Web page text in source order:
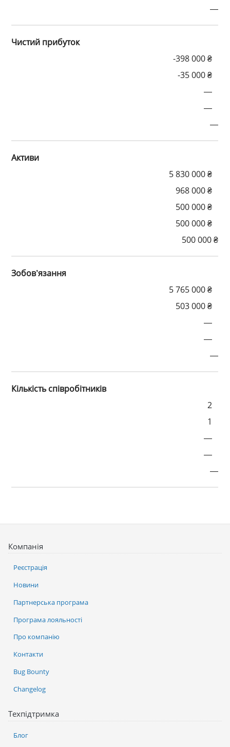
—
Чистий прибуток
-398 000 ₴
-35 000 ₴
—
—
—
Активи
5 830 000 ₴
968 000 ₴
500 000 ₴
500 000 ₴
500 000 ₴
Зобов’язання
5 765 000 ₴
503 000 ₴
—
—
—
Кількість співробітників
2
1
—
—
—
Компанія
Реєстрація
Новини
Партнерська програма
Програма лояльності
Про компанію
Контакти
Bug Bounty
Changelog
Техпідтримка
Блог